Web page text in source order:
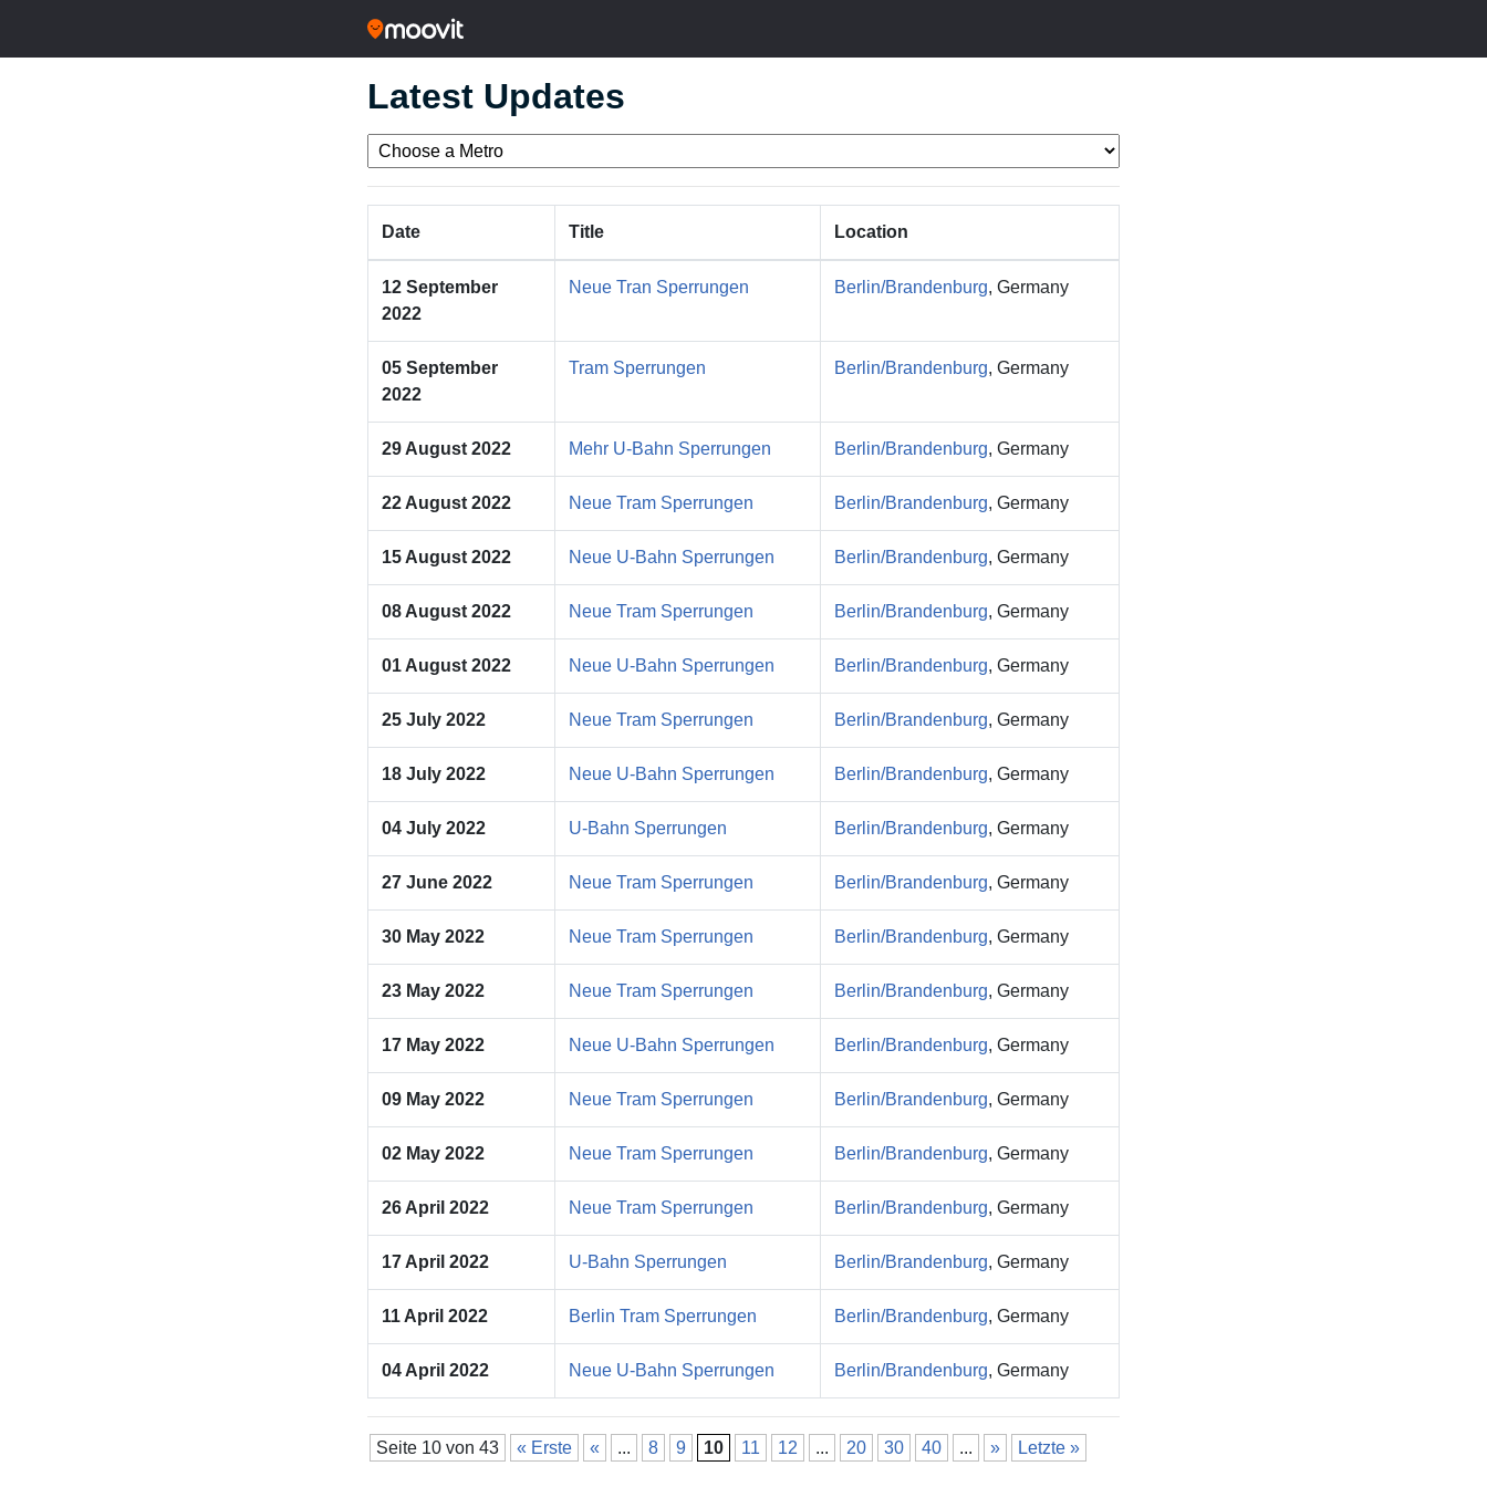
Latest Updates
Date Title Location
12 September
2022
Neue Tran Sperrungen Berlin/Brandenburg, Germany
05 September
2022
Tram Sperrungen Berlin/Brandenburg, Germany
29 August 2022 Mehr U-Bahn Sperrungen Berlin/Brandenburg, Germany
22 August 2022 Neue Tram Sperrungen Berlin/Brandenburg, Germany
15 August 2022 Neue U-Bahn Sperrungen Berlin/Brandenburg, Germany
08 August 2022 Neue Tram Sperrungen Berlin/Brandenburg, Germany
01 August 2022 Neue U-Bahn Sperrungen Berlin/Brandenburg, Germany
25 July 2022 Neue Tram Sperrungen Berlin/Brandenburg, Germany
18 July 2022 Neue U-Bahn Sperrungen Berlin/Brandenburg, Germany
04 July 2022 U-Bahn Sperrungen Berlin/Brandenburg, Germany
27 June 2022 Neue Tram Sperrungen Berlin/Brandenburg, Germany
30 May 2022 Neue Tram Sperrungen Berlin/Brandenburg, Germany
23 May 2022 Neue Tram Sperrungen Berlin/Brandenburg, Germany
17 May 2022 Neue U-Bahn Sperrungen Berlin/Brandenburg, Germany
09 May 2022 Neue Tram Sperrungen Berlin/Brandenburg, Germany
02 May 2022 Neue Tram Sperrungen Berlin/Brandenburg, Germany
26 April 2022 Neue Tram Sperrungen Berlin/Brandenburg, Germany
17 April 2022 U-Bahn Sperrungen Berlin/Brandenburg, Germany
11 April 2022 Berlin Tram Sperrungen Berlin/Brandenburg, Germany
04 April 2022 Neue U-Bahn Sperrungen Berlin/Brandenburg, Germany
Seite 10 von 43 « Erste « ... 8 9 10 11 12 ... 20 30 40 ... » Letzte »